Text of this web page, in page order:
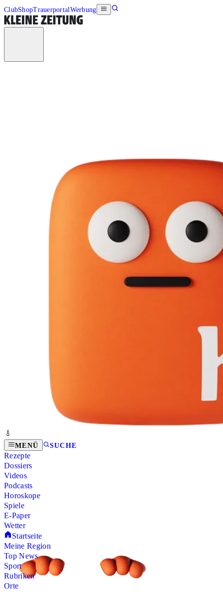
ClubShopTrauerportalWerbung
MENÜ SUCHE
Rezepte
Dossiers
Videos
Podcasts
Horoskope
Spiele
E-Paper
Wetter
Startseite
Meine Region
Top News
Sport
Rubriken
Orte